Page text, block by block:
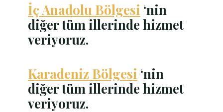
İç Anadolu Bölgesi ‘nin
diğer tüm illerinde hizmet
veriyoruz.
Karadeniz Bölgesi ‘nin
diğer tüm illerinde hizmet
veriyoruz.